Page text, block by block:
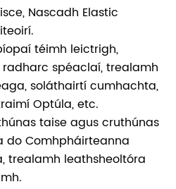
Nascadh Elastic
téimh leictrigh,
spéaclaí, trealamh
soláthairtí cumhachta,
Optúla, etc.
taise agus cruthúnas
do Comhpháirteanna
trealamh leathsheoltóra